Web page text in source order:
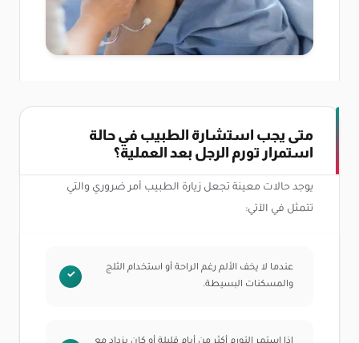
متى يجب استشارة الطبيب في حالة
استمرار تورم الرجل بعد العملية؟
يوجد حالات معينة تجعل زيارة الطبيب أمر ضروري والتي
تتمثل في الآتي:
عندما لا يخف الألم رغم الراحة أو استخدام الثلج
والمسكنات البسيطة.